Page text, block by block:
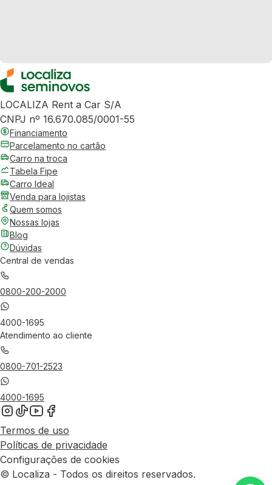
LOCALIZA Rent a Car S/A
CNPJ nº 16.670.085/0001-55
Financiamento
Parcelamento no cartão
Carro na troca
Tabela Fipe
Carro Ideal
Venda para lojistas
Quem somos
Nossas lojas
Blog
Dúvidas
Central de vendas
0800-200-2000
4000-1695
Atendimento ao cliente
0800-701-2523
4000-1695
Termos de uso
Políticas de privacidade
Configurações de cookies
© Localiza - Todos os direitos reservados.